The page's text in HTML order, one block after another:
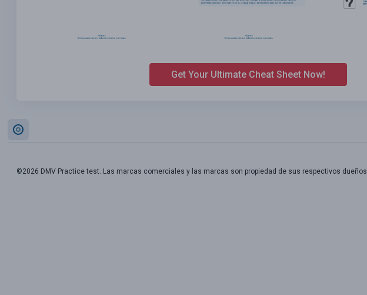
Get Your Ultimate Cheat Sheet Now!
©2026 DMV Practice test. Las marcas comerciales y las marcas son propiedad de sus respectivos dueños.